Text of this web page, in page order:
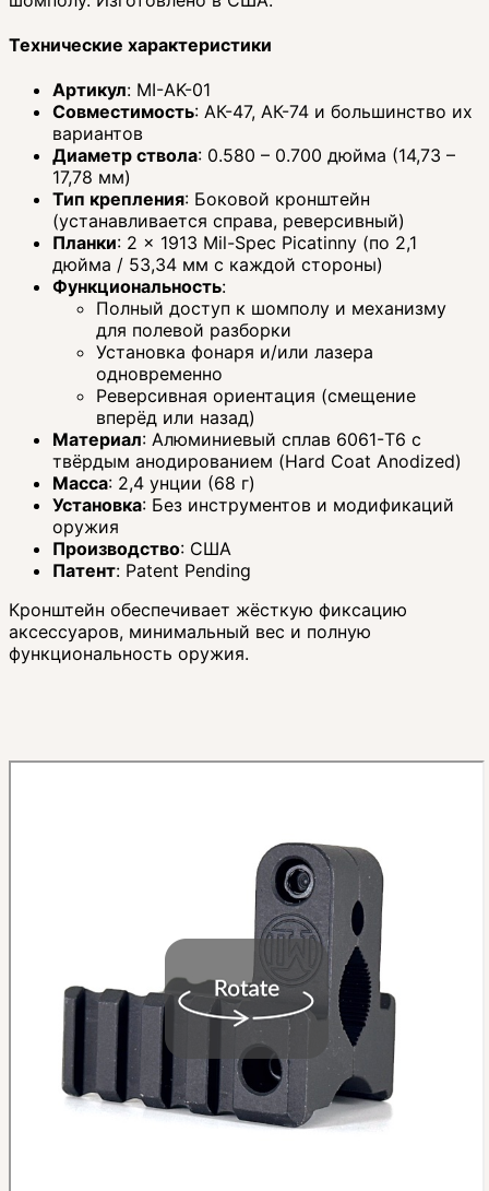
Технические характеристики
Артикул: MI-AK-01
Совместимость: АК-47, АК-74 и большинство их
вариантов
Диаметр ствола: 0.580 – 0.700 дюйма (14,73 –
17,78 мм)
Тип крепления: Боковой кронштейн
(устанавливается справа, реверсивный)
Планки: 2 × 1913 Mil-Spec Picatinny (по 2,1
дюйма / 53,34 мм с каждой стороны)
Функциональность:
Полный доступ к шомполу и механизму
для полевой разборки
Установка фонаря и/или лазера
одновременно
Реверсивная ориентация (смещение
вперёд или назад)
Материал: Алюминиевый сплав 6061-T6 с
твёрдым анодированием (Hard Coat Anodized)
Масса: 2,4 унции (68 г)
Установка: Без инструментов и модификаций
оружия
Производство: США
Патент: Patent Pending
Кронштейн обеспечивает жёсткую фиксацию
аксессуаров, минимальный вес и полную
функциональность оружия.